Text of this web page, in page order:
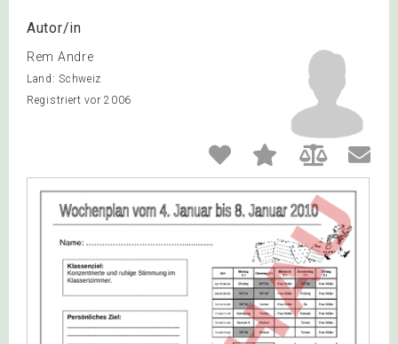
Autor/in
Rem Andre
Land: Schweiz
Registriert vor 2006